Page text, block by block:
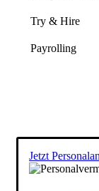
Try & Hire
Payrolling
Jetzt